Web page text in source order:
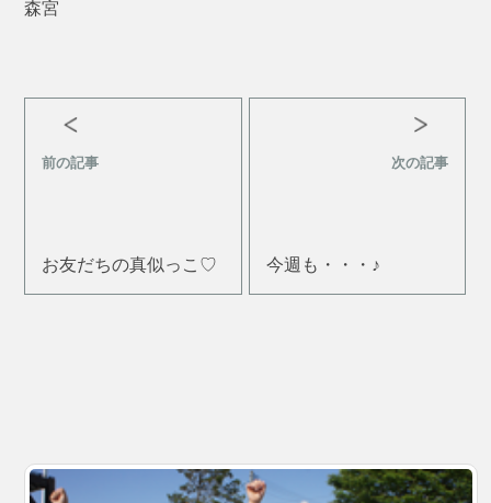
森宮
前の記事
お友だちの真似っこ♡
次の記事
今週も・・・♪